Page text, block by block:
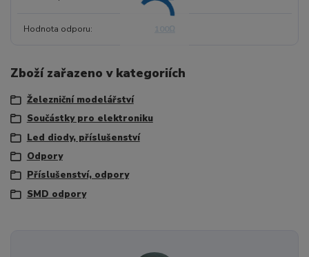
Hodnota odporu
Zboží zařazeno v kategoriích
Železniční modelářství
Součástky pro elektroniku
Led diody, příslušenství
Odpory
Příslušenství, odpory
SMD odpory